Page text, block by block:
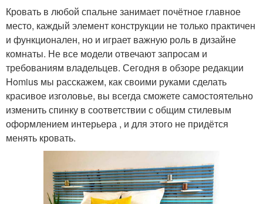
Кровать в любой спальне занимает почётное главное
место, каждый элемент конструкции не только практичен
и функционален, но и играет важную роль в дизайне
комнаты. Не все модели отвечают запросам и
требованиям владельцев. Сегодня в обзоре редакции
Homius мы расскажем, как своими руками сделать
красивое изголовье, вы всегда сможете самостоятельно
изменить спинку в соответствии с общим стилевым
оформлением интерьера , и для этого не придётся
менять кровать.